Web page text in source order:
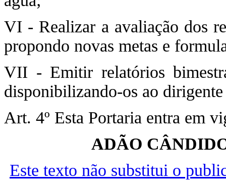
VI - Realizar a avaliação dos
propondo novas metas e
VII - Emitir relatórios
disponibilizando-os ao
Art. 4º Esta Portaria entra em
ADÃO
Este texto não substitui o